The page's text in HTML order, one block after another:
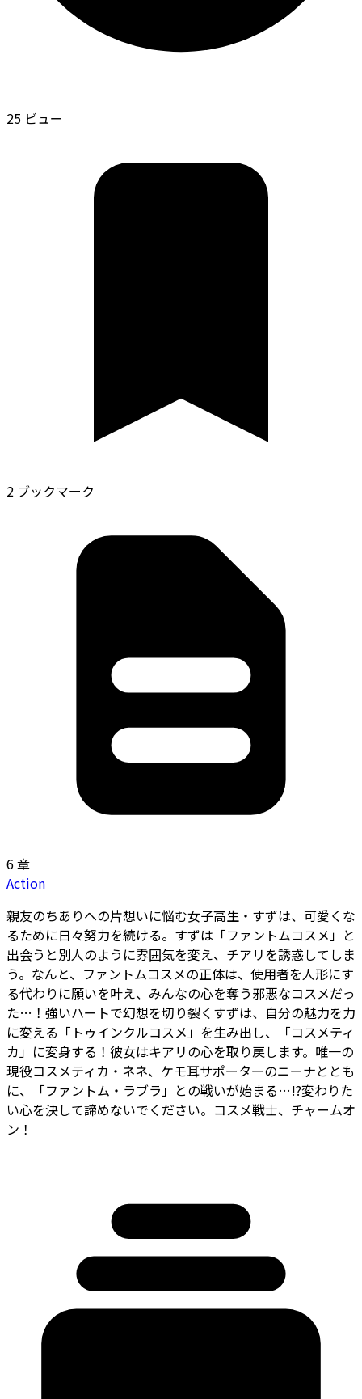
25 ビュー
2 ブックマーク
6 章
Action
親友のちありへの片想いに悩む女子高生・すずは、可愛くな
るために日々努力を続ける。すずは「ファントムコスメ」と
出会うと別人のように雰囲気を変え、チアリを誘惑してしま
う。なんと、ファントムコスメの正体は、使用者を人形にす
る代わりに願いを叶え、みんなの心を奪う邪悪なコスメだっ
た…！強いハートで幻想を切り裂くすずは、自分の魅力を力
に変える「トゥインクルコスメ」を生み出し、「コスメティ
カ」に変身する！彼女はキアリの心を取り戻します。唯一の
現役コスメティカ・ネネ、ケモ耳サポーターのニーナととも
に、「ファントム・ラブラ」との戦いが始まる…!?変わりた
い心を決して諦めないでください。コスメ戦士、チャームオ
ン！